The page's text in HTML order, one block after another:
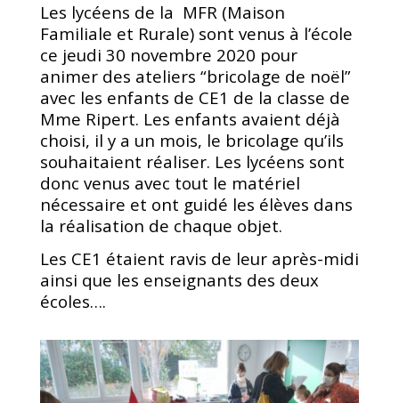
Les lycéens de la MFR (Maison
Familiale et Rurale) sont venus à l’école
ce jeudi 30 novembre 2020 pour
animer des ateliers “bricolage de noël”
avec les enfants de CE1 de la classe de
Mme Ripert. Les enfants avaient déjà
choisi, il y a un mois, le bricolage qu’ils
souhaitaient réaliser. Les lycéens sont
donc venus avec tout le matériel
nécessaire et ont guidé les élèves dans
la réalisation de chaque objet.
Les CE1 étaient ravis de leur après-midi
ainsi que les enseignants des deux
écoles….